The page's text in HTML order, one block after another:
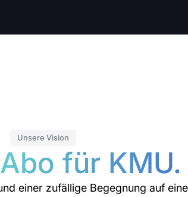
Unsere Vision
für KMU.
einer zufällige Begegnung auf